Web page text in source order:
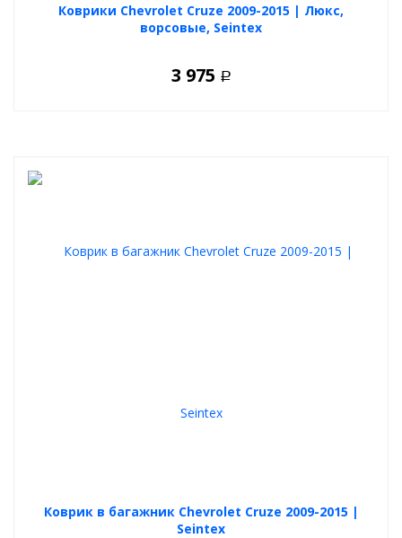
Коврики Chevrolet Cruze 2009-2015 | Люкс,
ворсовые, Seintex
3 975 Р
Коврик в багажник Chevrolet Cruze 2009-2015 |
Seintex